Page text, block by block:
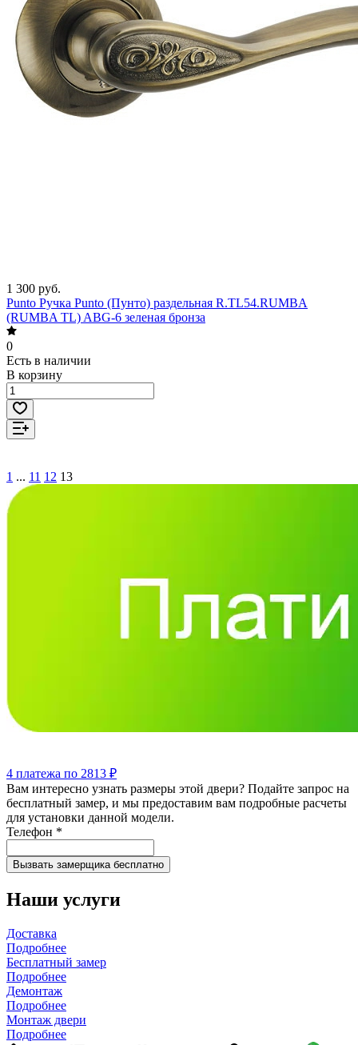
1 300 руб.
Punto Ручка Punto (Пунто) раздельная R.TL54.RUMBA
(RUMBA TL) ABG-6 зеленая бронза
0
Есть в наличии
В корзину
1 ... 11 12 13
4 платежа по 2813 ₽
Вам интересно узнать размеры этой двери? Подайте запрос на
бесплатный замер, и мы предоставим вам подробные расчеты
для установки данной модели.
Телефон *
Наши услуги
Доставка
Подробнее
Бесплатный замер
Подробнее
Демонтаж
Подробнее
Монтаж двери
Подробнее